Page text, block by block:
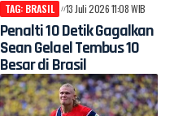
TAG: BRASIL 13 Juli 2026 11:08 WIB
Penalti 10 Detik Gagalkan
Sean Gelael Tembus 10
Besar di Brasil